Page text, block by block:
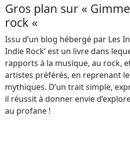
Gros plan sur «
rock «
Issu d’un blog hébergé par Les
Indie Rock’ est un livre dans
rapports à la musique, au rock,
artistes préférés, en reprenant
mythiques. D’un trait simple,
il réussit à donner envie
au profane !